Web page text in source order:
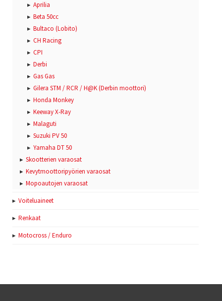
Aprilia
Beta 50cc
Bultaco (Lobito)
CH Racing
CPI
Derbi
Gas Gas
Gilera STM / RCR / H@K (Derbin moottori)
Honda Monkey
Keeway X-Ray
Malaguti
Suzuki PV 50
Yamaha DT 50
Skootterien varaosat
Kevytmoottoripyörien varaosat
Mopoautojen varaosat
Voiteluaineet
Renkaat
Motocross / Enduro